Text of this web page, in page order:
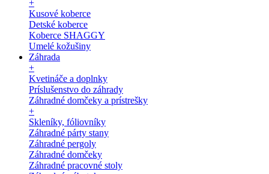
+
Kusové koberce
Detské koberce
Koberce SHAGGY
Umelé kožušiny
Záhrada
+
Kvetináče a doplnky
Príslušenstvo do záhrady
Záhradné domčeky a prístrešky
+
Skleníky, fóliovníky
Záhradné párty stany
Záhradné pergoly
Záhradné domčeky
Záhradné pracovné stoly